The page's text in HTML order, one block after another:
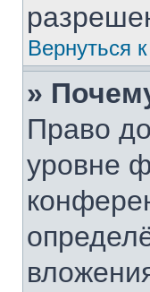
Вернуться
»
Право
уровне